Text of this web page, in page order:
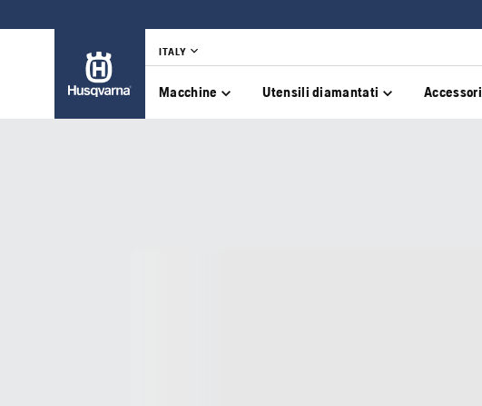
ITALY
Macchine Utensili diamantati Accessori